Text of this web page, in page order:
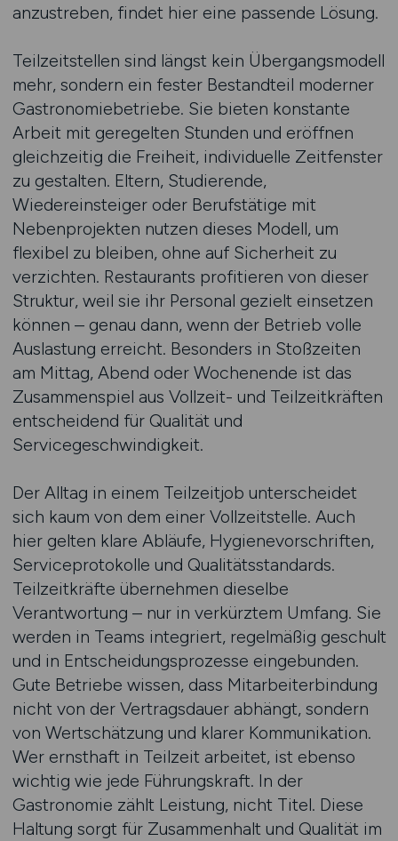
anzustreben, findet hier eine passende Lösung.
Teilzeitstellen sind längst kein Übergangsmodell
mehr, sondern ein fester Bestandteil moderner
Gastronomiebetriebe. Sie bieten konstante
Arbeit mit geregelten Stunden und eröffnen
gleichzeitig die Freiheit, individuelle Zeitfenster
zu gestalten. Eltern, Studierende,
Wiedereinsteiger oder Berufstätige mit
Nebenprojekten nutzen dieses Modell, um
flexibel zu bleiben, ohne auf Sicherheit zu
verzichten. Restaurants profitieren von dieser
Struktur, weil sie ihr Personal gezielt einsetzen
können – genau dann, wenn der Betrieb volle
Auslastung erreicht. Besonders in Stoßzeiten
am Mittag, Abend oder Wochenende ist das
Zusammenspiel aus Vollzeit- und Teilzeitkräften
entscheidend für Qualität und
Servicegeschwindigkeit.
Der Alltag in einem Teilzeitjob unterscheidet
sich kaum von dem einer Vollzeitstelle. Auch
hier gelten klare Abläufe, Hygienevorschriften,
Serviceprotokolle und Qualitätsstandards.
Teilzeitkräfte übernehmen dieselbe
Verantwortung – nur in verkürztem Umfang. Sie
werden in Teams integriert, regelmäßig geschult
und in Entscheidungsprozesse eingebunden.
Gute Betriebe wissen, dass Mitarbeiterbindung
nicht von der Vertragsdauer abhängt, sondern
von Wertschätzung und klarer Kommunikation.
Wer ernsthaft in Teilzeit arbeitet, ist ebenso
wichtig wie jede Führungskraft. In der
Gastronomie zählt Leistung, nicht Titel. Diese
Haltung sorgt für Zusammenhalt und Qualität im